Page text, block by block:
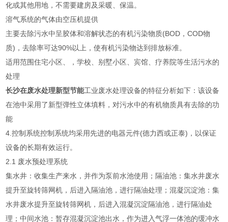
化或其他用地，不需要建房及采暖、保温。
溶气系统的气体由空压机提供
主要去除污水中呈胶体和溶解状态的有机污染物质(BOD，COD物
质)，去除率可达90%以上，使有机污染物达到排放标准。
适用范围住宅小区、，学校、别墅小区、宾馆、疗养院等生活污水的
处理
长沙在废水处理新型节能工业废水处理设备的特征分析如下：该设备
在池中采用了新型弹性立体填料，对污水中的有机物质具有去除的功
能
4.控制系统控制系统均采用先进的电器元件(德力西或正泰)，以保证
设备的长期有效运行。
2.1 废水预处理系统
集水井：收集生产来水，并作为泵前水池使用；隔油池：集水井废水
提升至旋转筛网机，后进入隔油池，进行隔油处理；混凝沉淀池：集
水井废水提升至旋转筛网机，后进入混凝沉淀隔油池，进行隔油处
理；中间水池：暂存混凝沉淀池出水，作为进入气浮一体池的缓冲水